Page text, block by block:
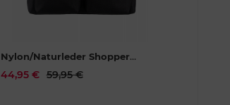
Nylon/Naturleder Shopper
Emily schwarz 1400-20
44,95 € 59,95 €